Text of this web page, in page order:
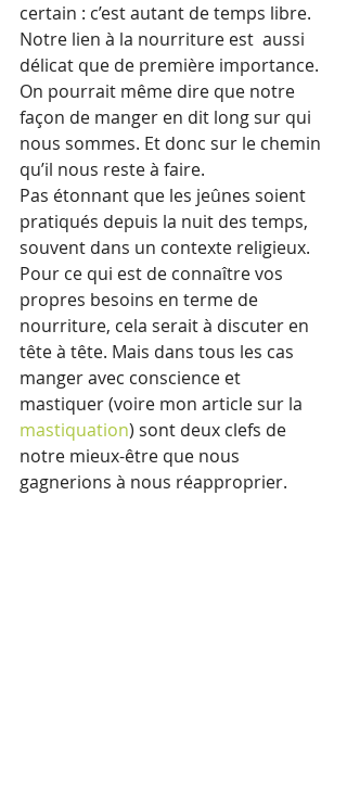
certain : c’est autant de temps libre.
Notre lien à la nourriture est  aussi
délicat que de première importance.
On pourrait même dire que notre
façon de manger en dit long sur qui
nous sommes. Et donc sur le chemin
qu’il nous reste à faire.
Pas étonnant que les jeûnes soient
pratiqués depuis la nuit des temps,
souvent dans un contexte religieux.
Pour ce qui est de connaître vos
propres besoins en terme de
nourriture, cela serait à discuter en
tête à tête. Mais dans tous les cas
manger avec conscience et
mastiquer (voire mon article sur la
mastiquation) sont deux clefs de
notre mieux-être que nous
gagnerions à nous réapproprier.